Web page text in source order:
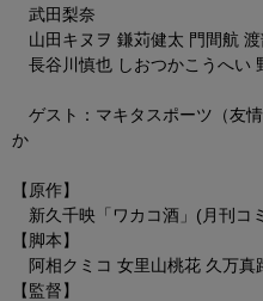
武田梨奈
山田キヌヲ 鎌苅健太 門間航 渡
長谷川慎也 しおつかこうへい
ゲスト：マキタスポーツ（友
か
【原作】
新久千映「ワカコ酒」(月刊コ
【脚本】
阿相クミコ 女里山桃花 久万真
【監督】